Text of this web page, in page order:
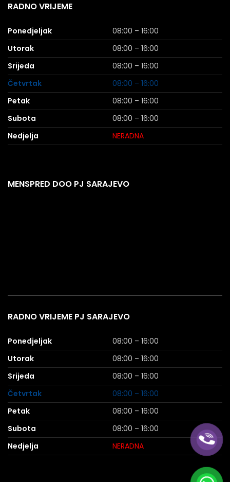
RADNO VRIJEME
Ponedjeljak
08:00 – 16:00
Utorak
08:00 – 16:00
Srijeda
08:00 – 16:00
Četvrtak
08:00 – 16:00
Petak
08:00 – 16:00
Subota
08:00 – 16:00
Nedjelja
NERADNA
MENSPRED DOO PJ SARAJEVO
RADNO VRIJEME PJ SARAJEVO
Ponedjeljak
08:00 – 16:00
Utorak
08:00 – 16:00
Srijeda
08:00 – 16:00
Četvrtak
08:00 – 16:00
Petak
08:00 – 16:00
Subota
08:00 – 16:00
Nedjelja
NERADNA